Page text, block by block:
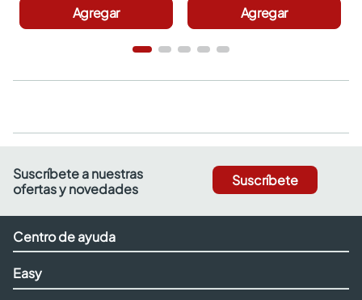
Agregar Agregar
Suscríbete a nuestras
ofertas y novedades
Suscríbete
Centro de ayuda
Easy